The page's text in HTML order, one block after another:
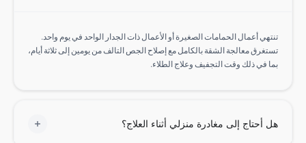
أعمال الحمامات الصغيرة أو الأعمال ذات الجدار الواحد في يوم واحد.
معالجة الشقة بالكامل مع إصلاح الجص التالف من يومين إلى ثلاثة أيام،
في ذلك وقت التجفيف وعلاج الطلاء.
إلى مغادرة منزلي أثناء العلاج؟